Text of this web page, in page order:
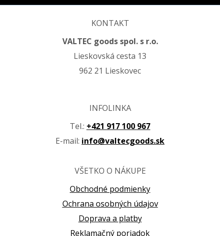
KONTAKT
VALTEC goods spol. s r.o.
Lieskovská cesta 13
962 21 Lieskovec
INFOLINKA
Tel.: +421 917 100 967
E-mail: info@valtecgoods.sk
VŠETKO O NÁKUPE
Obchodné podmienky
Ochrana osobných údajov
Doprava a platby
Reklamačný poriadok